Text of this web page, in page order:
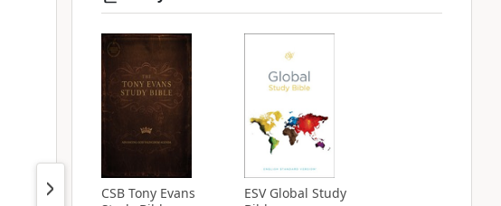
CSB Tony Evans
ESV Global Study